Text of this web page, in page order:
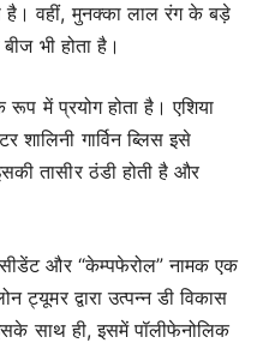
है। वहीं, मुनक्का लाल रंग के बड़े
भी होता है।
में प्रयोग होता है। एशिया
शालिनी गार्विन ब्लिस इसे
तासीर ठंडी होती है और
और “केम्पफेरोल” नामक एक
ट्यूमर द्वारा उत्पन्न डी विकास
साथ ही, इसमें पॉलीफेनोलिक